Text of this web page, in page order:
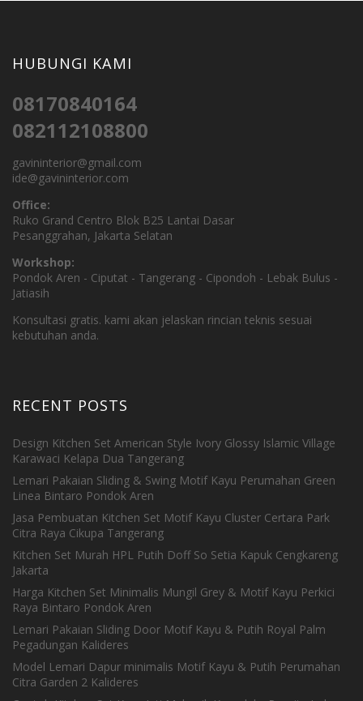
HUBUNGI KAMI
08170840164
082112108800
gavininterior@gmail.com
ide@gavininterior.com
Office:
Ruko Grand Centro Blok B25 Lantai Dasar
Pesanggrahan, Jakarta Selatan
Workshop:
Pondok Aren - Ciputat - Tangerang - Cipondoh - Lebak Bulus -
Jatiasih
Konsultasi gratis. kami akan jelaskan rincian teknis sesuai
kebutuhan anda.
RECENT POSTS
Design Kitchen Set American Style Ivory Glossy Islamic Village
Karawaci Kelapa Dua Tangerang
Lemari Pakaian Sliding & Swing Motif Kayu Perumahan Green
Linea Bintaro Pondok Aren
Jasa Pembuatan Kitchen Set Motif Kayu Cluster Certara Park
Citra Raya Cikupa Tangerang
Kitchen Set Murah HPL Putih Doff So Setia Kapuk Cengkareng
Jakarta
Harga Kitchen Set Minimalis Mungil Grey & Motif Kayu Perkici
Raya Bintaro Pondok Aren
Lemari Pakaian Sliding Door Motif Kayu & Putih Royal Palm
Pegadungan Kalideres
Model Lemari Dapur minimalis Motif Kayu & Putih Perumahan
Citra Garden 2 Kalideres